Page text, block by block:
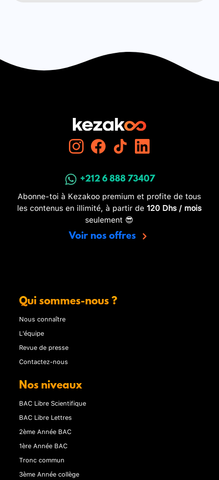
+212 6 888 73407
Abonne-toi à Kezakoo premium et profite de tous
les contenus en illimité, à partir de 120 Dhs / mois
seulement 😎
Voir nos offres
Qui sommes-nous ?
Nous connaître
L'équipe
Revue de presse
Contactez-nous
Nos niveaux
BAC Libre Scientifique
BAC Libre Lettres
2ème Année BAC
1ère Année BAC
Tronc commun
3ème Année collège